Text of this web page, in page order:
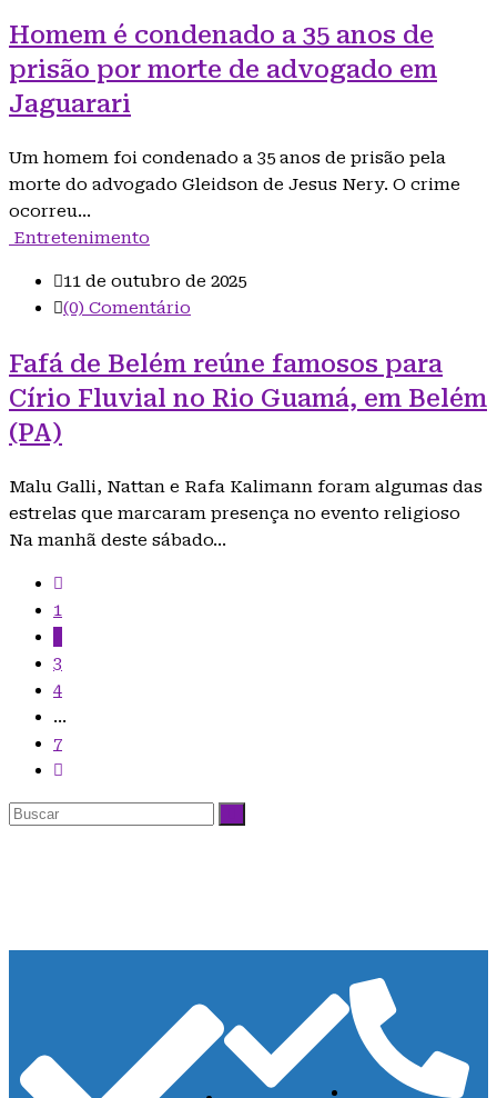
Homem é condenado a 35 anos de
prisão por morte de advogado em
Jaguarari
Um homem foi condenado a 35 anos de prisão pela
morte do advogado Gleidson de Jesus Nery. O crime
ocorreu…
Entretenimento
11 de outubro de 2025
(0) Comentário
Fafá de Belém reúne famosos para
Círio Fluvial no Rio Guamá, em Belém
(PA)
Malu Galli, Nattan e Rafa Kalimann foram algumas das
estrelas que marcaram presença no evento religioso
Na manhã deste sábado…
1
3
4
...
7